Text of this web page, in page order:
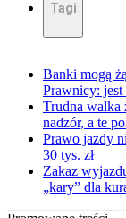
Tagi
Banki mogą
Prawnicy: jest
Trudna
nadzór, a te
Prawo jazdy
30 tys. zł
Zakaz
„kary” dla